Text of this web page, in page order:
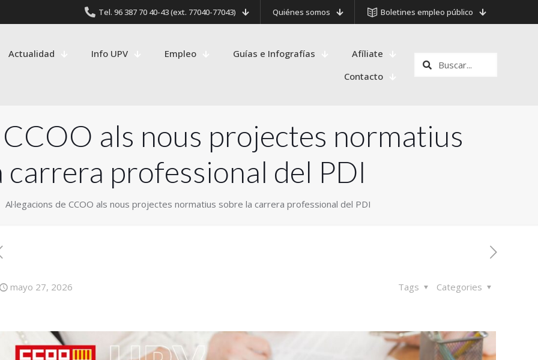
Tel. 96 387 70 40-43 (ext. 77040-77043) Quiénes somos Boletines empleo público
Actualidad Info UPV Empleo Guías e Infografías
Afíliate
Contacto
CCOO als nous projectes normatius
carrera professional del PDI
Al·legacions de CCOO als nous projectes normatius sobre la carrera professional del PDI
mayo 27, 2026 Categories
Tags